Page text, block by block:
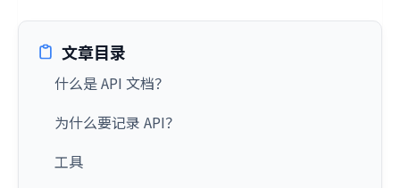
文章目录
什么是 API 文档？
为什么要记录 API？
工具